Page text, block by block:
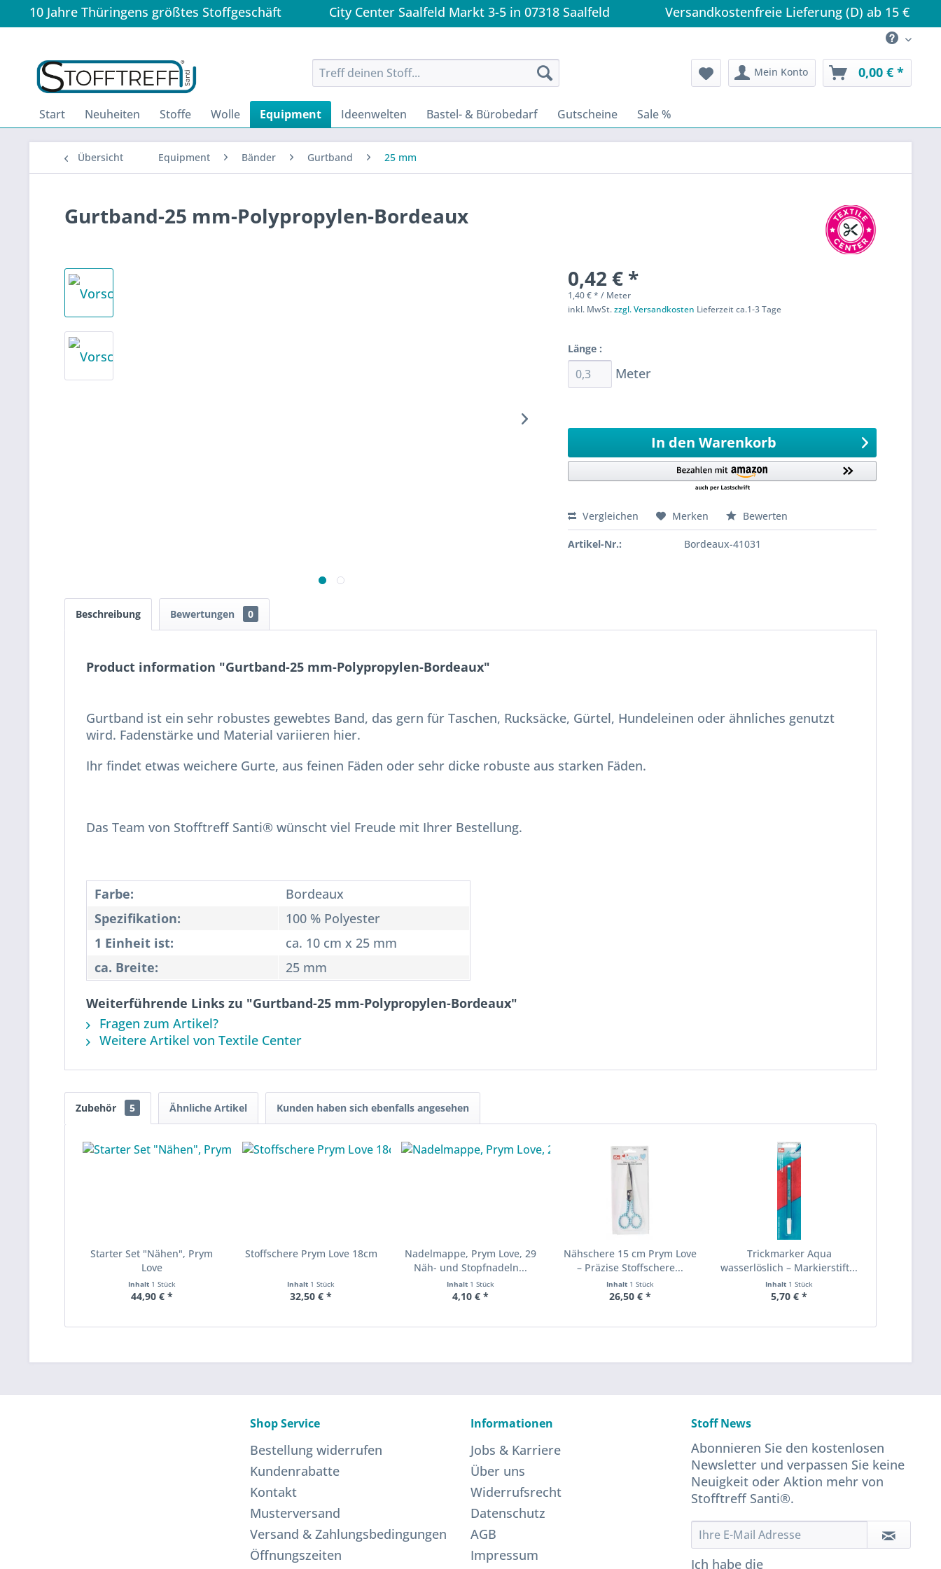
10 Jahre Thüringens größtes Stoffgeschäft City Center Saalfeld Markt 3-5 in 07318 Saalfeld Versandkostenfreie Lieferung (D) ab 15 €
Mein Konto 0,00 € *
Start Neuheiten Stoffe Wolle Equipment Ideenwelten Bastel- & Bürobedarf Gutscheine Sale %
Übersicht Equipment Bänder Gurtband 25 mm
Gurtband-25 mm-Polypropylen-Bordeaux
0,42 € *
1,40 € * / Meter
inkl. MwSt.zzgl. Versandkosten Lieferzeit ca.1-3 Tage
Länge :
Meter
In den Warenkorb
Vergleichen Merken Bewerten
Artikel-Nr.: Bordeaux-41031
Beschreibung Bewertungen 0
Product information "Gurtband-25 mm-Polypropylen-Bordeaux"
Gurtband ist ein sehr robustes gewebtes Band, das gern für Taschen, Rucksäcke, Gürtel, Hundeleinen oder ähnliches genutzt
wird. Fadenstärke und Material variieren hier.
Ihr findet etwas weichere Gurte, aus feinen Fäden oder sehr dicke robuste aus starken Fäden.
Das Team von Stofftreff Santi® wünscht viel Freude mit Ihrer Bestellung.
Farbe:
Bordeaux
Spezifikation:
100 % Polyester
1 Einheit ist:
ca. 10 cm x 25 mm
ca. Breite:
25 mm
Weiterführende Links zu "Gurtband-25 mm-Polypropylen-Bordeaux"
Fragen zum Artikel?
Weitere Artikel von Textile Center
Zubehör 5 Ähnliche Artikel Kunden haben sich ebenfalls angesehen
Starter Set "Nähen", Prym
Love
Inhalt 1 Stück
44,90 € *
Stoffschere Prym Love 18cm
Inhalt 1 Stück
32,50 € *
Nadelmappe, Prym Love, 29
Näh- und Stopfnadeln...
Inhalt 1 Stück
4,10 € *
Nähschere 15 cm Prym Love
– Präzise Stoffschere...
Inhalt 1 Stück
26,50 € *
Trickmarker Aqua
wasserlöslich – Markierstift...
Inhalt 1 Stück
5,70 € *
Shop Service
Bestellung widerrufen
Kundenrabatte
Kontakt
Musterversand
Versand & Zahlungsbedingungen
Öffnungszeiten
Informationen
Jobs & Karriere
Über uns
Widerrufsrecht
Datenschutz
AGB
Impressum
Stoff News
Abonnieren Sie den kostenlosen
Newsletter und verpassen Sie keine
Neuigkeit oder Aktion mehr von
Stofftreff Santi®.
Ich habe die